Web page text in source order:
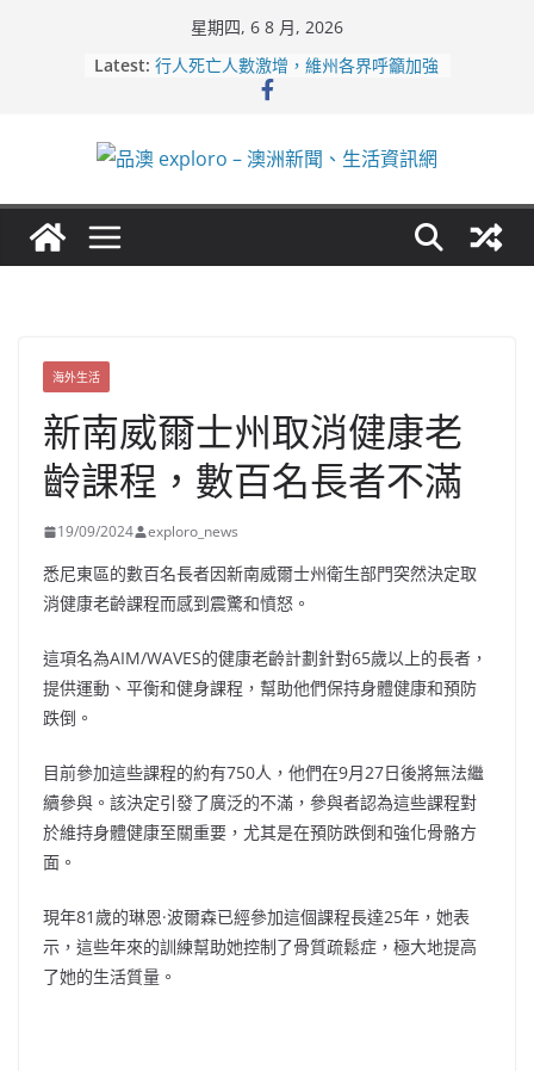
星期四, 6 8 月, 2026
Latest: 行人死亡人數激增，維州各界呼籲加強
美商二手巨頭進駐吉朗，在地慈善小店
電動車電池爭端隱憂浮現！經銷商警告
海外生活
新南威爾士州取消健康老
齡課程，數百名長者不滿
19/09/2024 exploro_news
悉尼東區的數百名長者因新南威爾士州衛生部門突然決定取
消健康老齡課程而感到震驚和憤怒。
這項名為AIM/WAVES的健康老齡計劃針對65歲以上的長者，
提供運動、平衡和健身課程，幫助他們保持身體健康和預防
跌倒。
目前參加這些課程的約有750人，他們在9月27日後將無法繼
續參與。該決定引發了廣泛的不滿，參與者認為這些課程對
於維持身體健康至關重要，尤其是在預防跌倒和強化骨骼方
面。
現年81歲的琳恩·波爾森已經參加這個課程長達25年，她表
示，這些年來的訓練幫助她控制了骨質疏鬆症，極大地提高
了她的生活質量。